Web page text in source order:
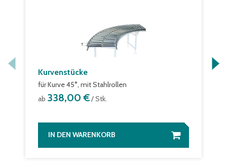
Kurvenstücke
für Kurve 45°, mit Stahlrollen
ab 338,00 €/ Stk.
IN DEN WARENKORB